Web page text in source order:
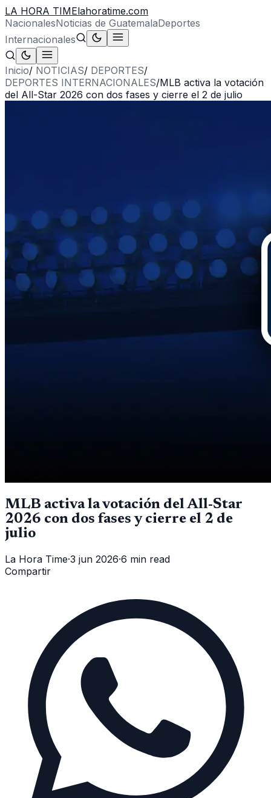
LA HORA TIMElahoratime.com
NacionalesNoticias de GuatemalaDeportes
Internacionales
Inicio/ NOTICIAS/ DEPORTES/
DEPORTES INTERNACIONALES/MLB activa la votación
del All-Star 2026 con dos fases y cierre el 2 de julio
MLB activa la votación del All-Star
2026 con dos fases y cierre el 2 de
julio
La Hora Time·3 jun 2026·6 min read
Compartir